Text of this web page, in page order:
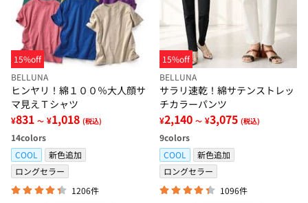
15%off
BELLUNA
ヒンヤリ！綿１００％大人顔サ
マ見えＴシャツ
¥831 ～ ¥1,018 (税込)
14colors
COOL
新色追加
ロングセラー
1206件
15%off
BELLUNA
サラリ速乾！綿サテンストレッ
チカラーパンツ
¥2,140 ～ ¥3,075 (税込)
9colors
COOL
新色追加
ロングセラー
1096件